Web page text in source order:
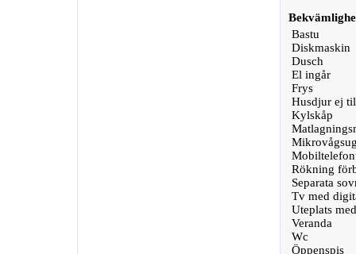
Bastu
Diskmaskin
Dusch
El ingår
Frys
Husdjur ej
Kylskåp
Rökning
Separata
Tv med
Uteplats
Veranda
Wc
Öppenspis